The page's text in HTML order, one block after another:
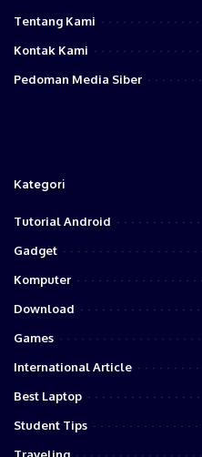
Tentang Kami
Kontak Kami
Pedoman Media Siber
Kategori
Tutorial Android
Gadget
Komputer
Download
Games
International Article
Best Laptop
Student Tips
Traveling